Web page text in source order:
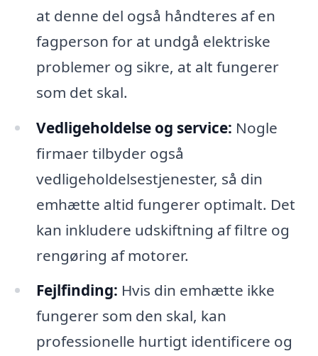
at denne del også håndteres af en
fagperson for at undgå elektriske
problemer og sikre, at alt fungerer
som det skal.
Vedligeholdelse og service: Nogle
firmaer tilbyder også
vedligeholdelsestjenester, så din
emhætte altid fungerer optimalt. Det
kan inkludere udskiftning af filtre og
rengøring af motorer.
Fejlfinding: Hvis din emhætte ikke
fungerer som den skal, kan
professionelle hurtigt identificere og